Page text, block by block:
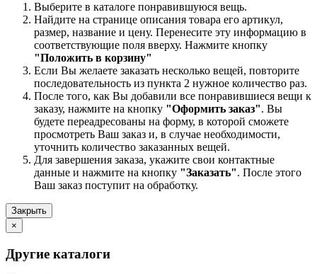
Выберите в каталоге понравившуюся вещь.
Найдите на странице описания товара его артикул,
размер, название и цену. Перенесите эту информацию в
соответствующие поля вверху. Нажмите кнопку
"Положить в корзину"
Если Вы желаете заказать несколько вещей, повторите
последовательность из пункта 2 нужное количество раз.
После того, как Вы добавили все понравившиеся вещи к
заказу, нажмите на кнопку "Оформить заказ". Вы
будете переадресованы на форму, в которой сможете
просмотреть Ваш заказ и, в случае необходимости,
уточнить количество заказанных вещей.
Для завершения заказа, укажите свои контактные
данные и нажмите на кнопку "Заказать". После этого
Ваш заказ поступит на обработку.
Закрыть
×
Другие каталоги